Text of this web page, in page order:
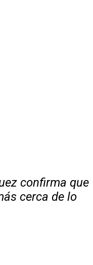
confirma que
cerca de lo